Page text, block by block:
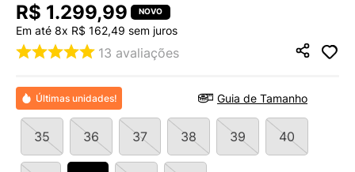
R$ 1.299,99
Em até 8x R$ 162,49 sem juros
13 avaliações
Últimas unidades! Guia de Tamanho
35 36 37 38 39 40
6º
SAMBA
7º
MELISSA SLIDE
9 º
NEW 530
10º VANS TÊNIS VANS ULTRARANGE